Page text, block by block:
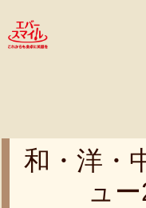
和・洋・
ュ